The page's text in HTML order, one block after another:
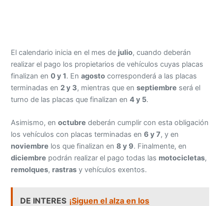
El calendario inicia en el mes de julio, cuando deberán
realizar el pago los propietarios de vehículos cuyas placas
finalizan en0 y 1. Enagosto corresponderá a las placas
terminadas en 2 y 3, mientras que enseptiembre será el
turno de las placas que finalizan en4 y 5.
Asimismo, enoctubre deberán cumplir con esta obligación
los vehículos con placas terminadas en6 y 7, y en
noviembre los que finalizan en8 y 9. Finalmente, en
diciembre podrán realizar el pago todas las motocicletas,
remolques, rastras y vehículos exentos.
DE INTERES ¡Siguen el alza en los